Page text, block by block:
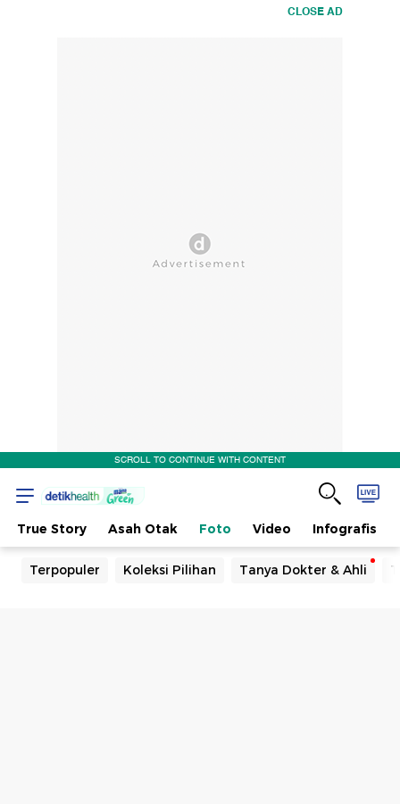
CLOSE AD
SCROLL TO CONTINUE WITH CONTENT
True Story Asah Otak Foto Video Infografis
Terpopuler Koleksi Pilihan Tanya Dokter & Ahli